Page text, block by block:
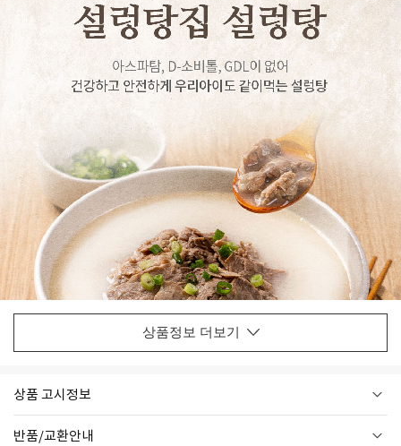
상품정보 더보기
상품 고시정보
반품/교환안내